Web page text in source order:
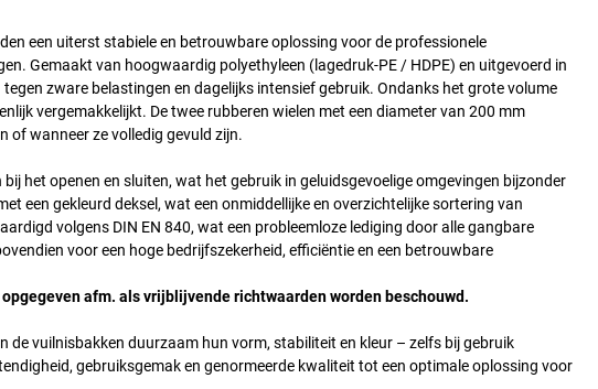
een uiterst stabiele en betrouwbare oplossing voor de professionele
Gemaakt van hoogwaardig polyethyleen (lagedruk-PE / HDPE) en uitgevoerd in
zware belastingen en dagelijks intensief gebruik. Ondanks het grote volume
vergemakkelijkt. De twee rubberen wielen met een diameter van 200 mm
of wanneer ze volledig gevuld zijn.
het openen en sluiten, wat het gebruik in geluidsgevoelige omgevingen bijzonder
een gekleurd deksel, wat een onmiddellijke en overzichtelijke sortering van
volgens DIN EN 840, wat een probleemloze lediging door alle gangbare
voor een hoge bedrijfszekerheid, efficiëntie en een betrouwbare
afm. als vrijblijvende richtwaarden worden beschouwd.
vuilnisbakken duurzaam hun vorm, stabiliteit en kleur – zelfs bij gebruik
gebruiksgemak en genormeerde kwaliteit tot een optimale oplossing voor